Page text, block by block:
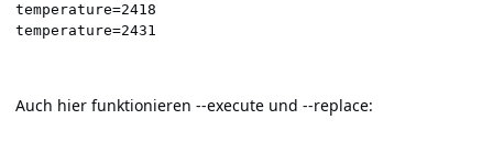
temperature=2418
temperature=2431
Auch hier funktionieren --execute und --replace: